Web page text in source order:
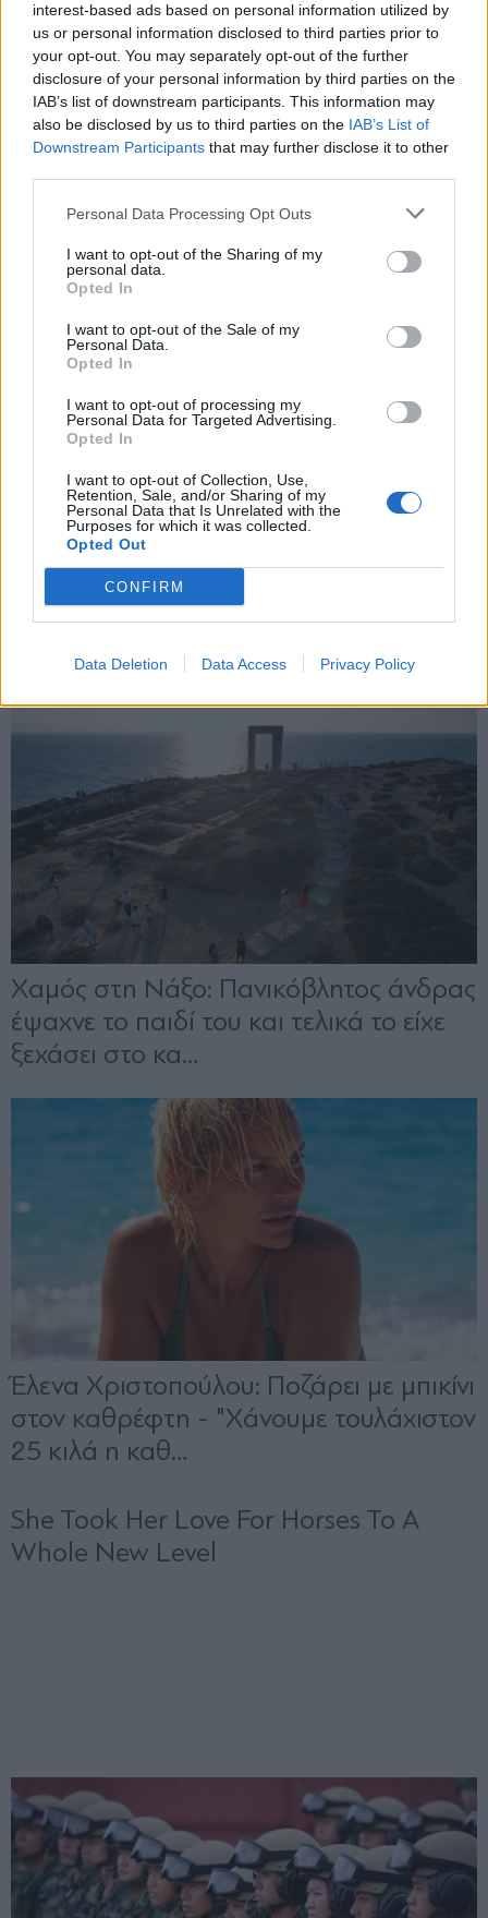
interest-based ads based on personal information utilized by
us or personal information disclosed to third parties prior to
your opt-out. You may separately opt-out of the further
disclosure of your personal information by third parties on the
IAB’s list of downstream participants. This information may
also be disclosed by us to third parties on the IAB’s List of
Downstream Participants that may further disclose it to other
Personal Data Processing Opt Outs
I want to opt-out of the Sharing of my
personal data.
Opted In
I want to opt-out of the Sale of my
Personal Data.
Opted In
I want to opt-out of processing my
Personal Data for Targeted Advertising.
Opted In
I want to opt-out of Collection, Use,
Retention, Sale, and/or Sharing of my
Personal Data that Is Unrelated with the
Purposes for which it was collected.
Opted Out
CONFIRM
Data Deletion Data Access Privacy Policy
Εγγραφή στο newsletter
Αποδέχομαι τους
και την πολιτική απορρήτου
X